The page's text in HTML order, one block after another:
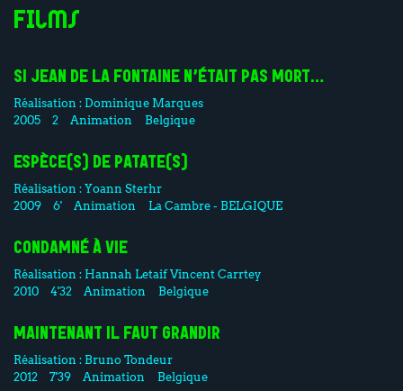
Films
SI JEAN DE LA FONTAINE N’ÉTAIT PAS MORT…
Réalisation : Dominique Marques
2005
2 Animation Belgique
ESPÈCE(S) DE PATATE(S)
Réalisation :Yoann Sterhr
2009
6' Animation La Cambre - BELGIQUE
CONDAMNÉ À VIE
Réalisation : Hannah Letaif Vincent Carrtey
2010
4'32 Animation Belgique
MAINTENANT IL FAUT GRANDIR
Réalisation : Bruno Tondeur
2012
7'39 Animation Belgique